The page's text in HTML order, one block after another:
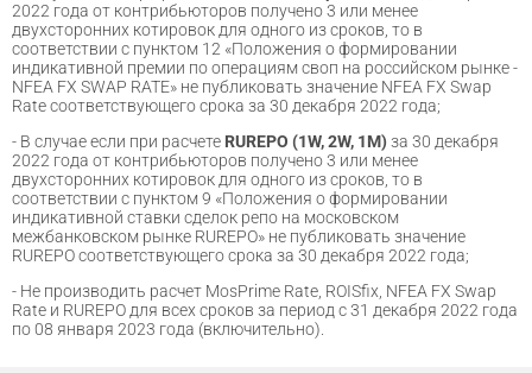
2022 года от контрибьюторов получено 3 или менее
двухсторонних котировок для одного из сроков, то в
соответствии с пунктом 12 «Положения о формировании
индикативной премии по операциям своп на российском рынке -
NFEA FX SWAP RATE» не публиковать значение NFEA FX Swap
Ratе соответствующего срока за 30 декабря 2022 года;
- В случае если при расчете RUREPO (1W, 2W, 1M) за 30 декабря
2022 года от контрибьюторов получено 3 или менее
двухсторонних котировок для одного из сроков, то в
соответствии с пунктом 9 «Положения о формировании
индикативной ставки сделок репо на московском
межбанковском рынке RUREPO» не публиковать значение
RUREPO соответствующего срока за 30 декабря 2022 года;
- Не производить расчет MosPrime Rate, ROISfix, NFEA FX Swap
Rate и RUREPO для всех сроков за период с 31 декабря 2022 года
по 08 января 2023 года (включительно).